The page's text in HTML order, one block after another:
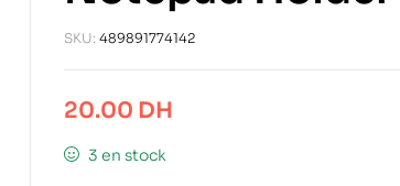
SKU: 489891774142
20.00 DH
3 en stock